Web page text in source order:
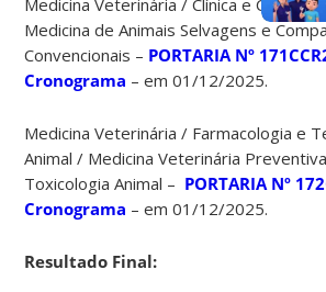
Medicina de Animais Selvagens e
Convencionais – PORTARIA Nº
Cronograma – em 01/12/2025.
Medicina Veterinária / Farmacologia e
Animal / Medicina Veterinária
Toxicologia Animal – PORTARIA Nº
Cronograma – em 01/12/2025.
Resultado Final: